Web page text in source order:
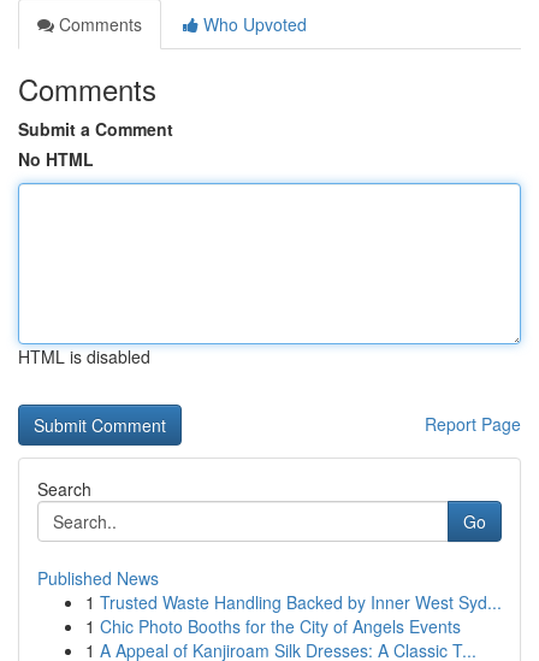
Comments
Who Upvoted
Comments
Submit a Comment
No HTML
HTML is disabled
Report Page
Search
Go
Published News
1 Trusted Waste Handling Backed by Inner West Syd...
1 Chic Photo Booths for the City of Angels Events
1 A Appeal of Kanjiroam Silk Dresses: A Classic T...